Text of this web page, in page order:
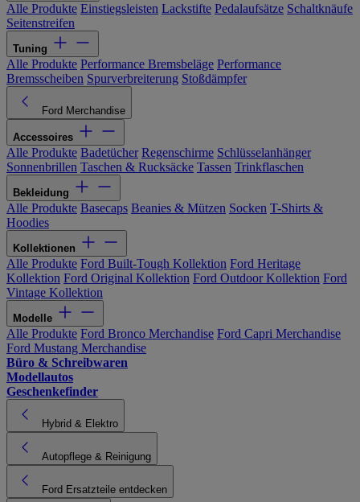
Alle Produkte Einstiegsleisten Lackstifte Pedalaufsätze Schaltknäufe
Seitenstreifen
Tuning
Alle Produkte Performance Bremsbeläge Performance
Bremsscheiben Spurverbreiterung Stoßdämpfer
Ford Merchandise
Accessoires
Alle Produkte Badetücher Regenschirme Schlüsselanhänger
Sonnenbrillen Taschen & Rucksäcke Tassen Trinkflaschen
Bekleidung
Alle Produkte Basecaps Beanies & Mützen Socken T-Shirts &
Hoodies
Kollektionen
Alle Produkte Ford Built-Tough Kollektion Ford Heritage
Kollektion Ford Original Kollektion Ford Outdoor Kollektion Ford
Vintage Kollektion
Modelle
Alle Produkte Ford Bronco Merchandise Ford Capri Merchandise
Ford Mustang Merchandise
Büro & Schreibwaren
Modellautos
Geschenkefinder
Hybrid & Elektro
Autopflege & Reinigung
Ford Ersatzteile entdecken